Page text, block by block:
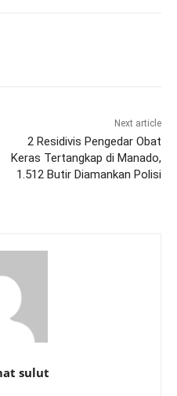
Next article
2 Residivis Pengedar Obat
Keras Tertangkap di Manado,
1.512 Butir Diamankan Polisi
sulut